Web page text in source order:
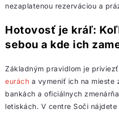
nezaplatenou rezerváciou a
Hotovosť je kráľ:
sebou a kde ich
Základným pravidlom je
eurách a vymeniť ich na mieste
bankách a oficiálnych
letiskách. V centre Soči